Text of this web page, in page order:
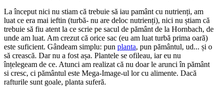
La început nici nu stiam că trebuie să iau pamânt cu nutrienți, am
luat ce era mai ieftin (turbă- nu are deloc nutrienți), nici nu știam că
trebuie să fiu atent la ce scrie pe sacul de pământ de la Hornbach, de
unde am luat. Am crezut că orice sac (eu am luat turbă prima oară)
este suficient. Gândeam simplu: pun planta, pun pământul, ud... și o
să crească. Dar nu a fost așa. Plantele se ofileau, iar eu nu
înțelegeam de ce. Atunci am realizat că nu doar le arunci în pământ
si cresc, ci pământul este Mega-Image-ul lor cu alimente. Dacă
rafturile sunt goale, planta suferă.